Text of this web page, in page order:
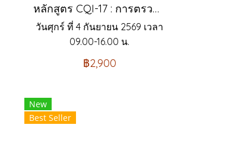
หลักสูตร CQI-17 : การตรวจประเมินกระบวนการพิเศษ ระบบงานบัดกรี (EAM SSA)
วันศุกร์ ที่ 4 กันยายน 2569 เวลา
09.00-16.00 น.
฿2,900
New
Best Seller